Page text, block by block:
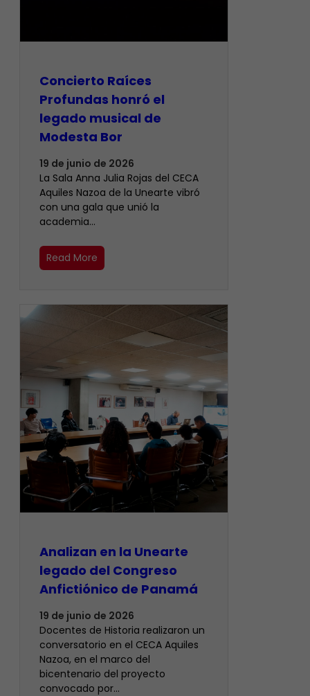
​Concierto Raíces
Profundas honró el
legado musical de
Modesta Bor
19 de junio de 2026
La Sala Anna Julia Rojas del CECA
Aquiles Nazoa de la Unearte vibró
con una gala que unió la
academia…
Read More
Analizan en la Unearte
legado del Congreso
Anfictiónico de Panamá
19 de junio de 2026
Docentes de Historia realizaron un
conversatorio en el CECA Aquiles
Nazoa, en el marco del
bicentenario del proyecto
convocado por…